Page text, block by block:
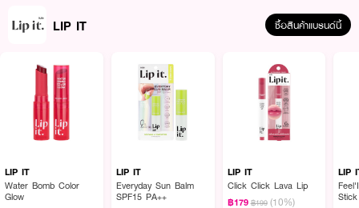
LIP IT ซื้อสินค้าแบรนด์นี้
LIP IT
Water Bomb Color
Glow
LIP IT
Everyday Sun Balm
SPF15 PA++
LIP IT
Click Click Lava Lip
฿179 ฿199 (10%)
LIP
Stick